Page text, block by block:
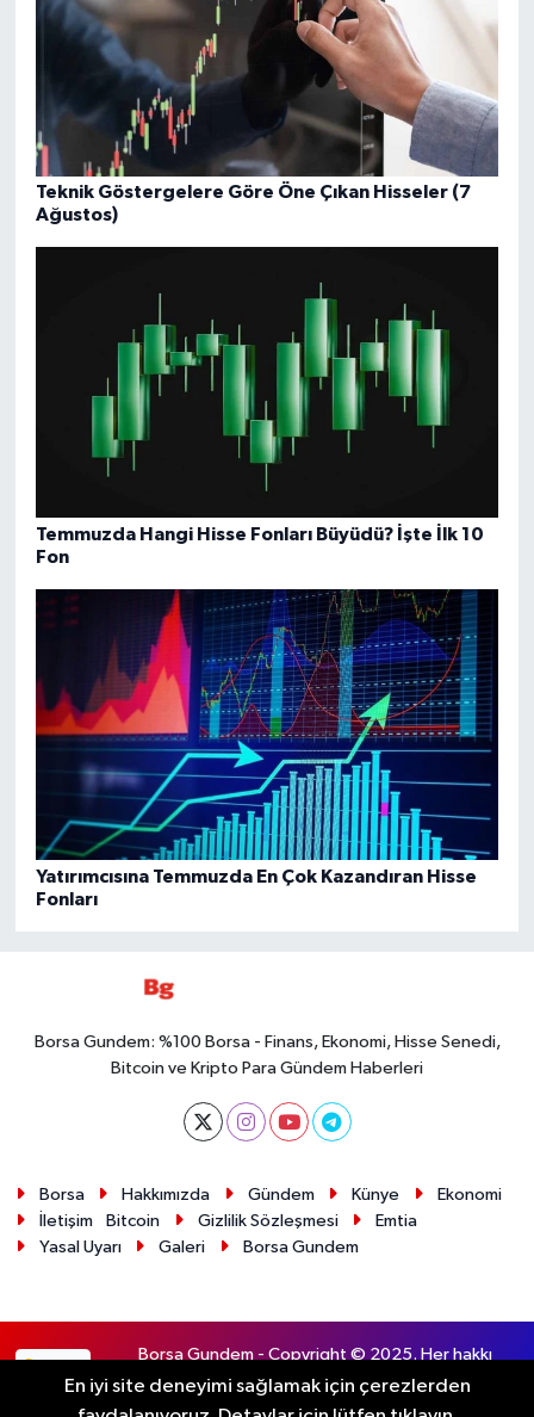
Teknik Göstergelere Göre Öne Çıkan Hisseler (7
Ağustos)
Temmuzda Hangi Hisse Fonları Büyüdü? İşte İlk 10
Fon
Yatırımcısına Temmuzda En Çok Kazandıran Hisse
Fonları
Borsa Gundem: %100 Borsa - Finans, Ekonomi, Hisse Senedi,
Bitcoin ve Kripto Para Gündem Haberleri
Borsa Hakkımızda Gündem Künye
Ekonomi
İletişim
Bitcoin Gizlilik Sözleşmesi
Emtia
Yasal Uyarı
Galeri Borsa Gundem
Borsa Gundem - Copyright © 2025. Her hakkı
saklıdır.
En iyi site deneyimi sağlamak için çerezlerden